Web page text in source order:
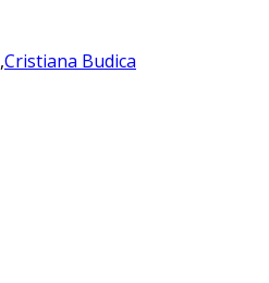
,Cristiana Budica